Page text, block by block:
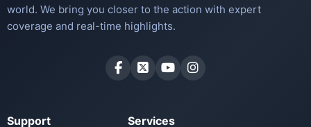
world. We bring you closer to the action with expert
coverage and real-time highlights.
Support Services